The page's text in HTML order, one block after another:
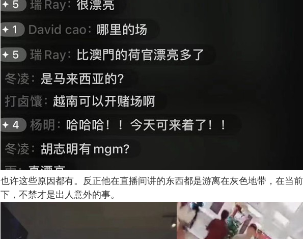
也许这些原因都有。反正他在直播间讲的东西都是游离在灰色地带，在当
下，不禁才是出人意外的事。